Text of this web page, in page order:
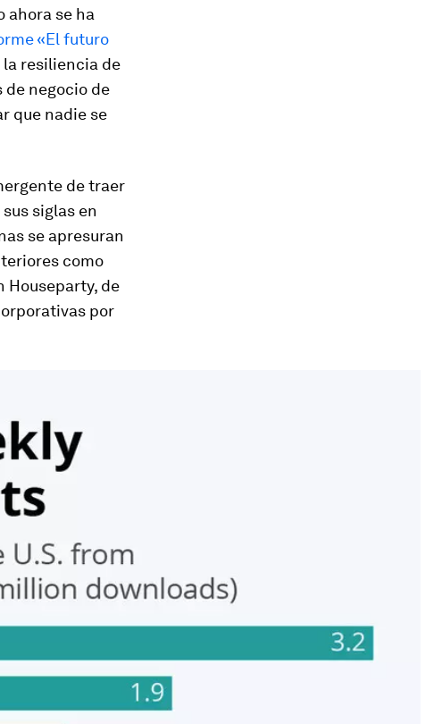
ahora se ha
«El futuro
resiliencia de
de negocio de
que nadie se
de traer
siglas en
se apresuran
como
Houseparty, de
por